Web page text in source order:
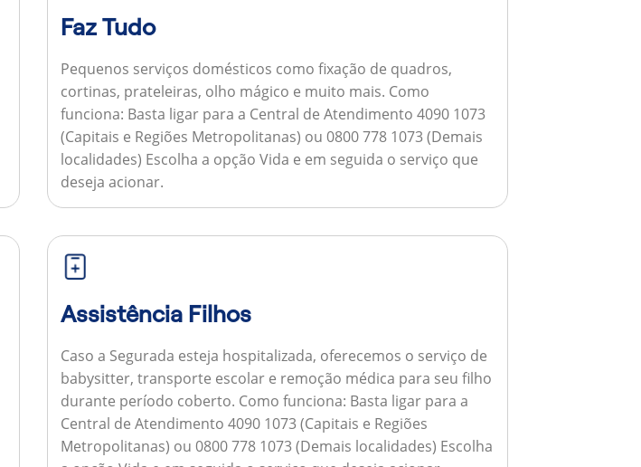
Faz Tudo
Pequenos serviços domésticos como fixação de quadros,
cortinas, prateleiras, olho mágico e muito mais. Como
funciona: Basta ligar para a Central de Atendimento 4090 1073
(Capitais e Regiões Metropolitanas) ou 0800 778 1073 (Demais
localidades) Escolha a opção Vida e em seguida o serviço que
deseja acionar.
Assistência Filhos
Caso a Segurada esteja hospitalizada, oferecemos o serviço de
babysitter, transporte escolar e remoção médica para seu filho
durante período coberto. Como funciona: Basta ligar para a
Central de Atendimento 4090 1073 (Capitais e Regiões
Metropolitanas) ou 0800 778 1073 (Demais localidades) Escolha